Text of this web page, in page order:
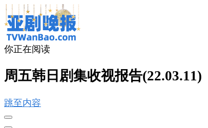
你正在阅读
周五韩日剧集收视报告(22.03.11)
跳至内容